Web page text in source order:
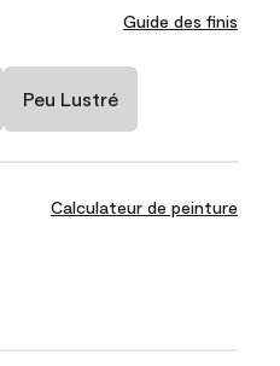
Guide des finis
Peu Lustré
Calculateur de peinture